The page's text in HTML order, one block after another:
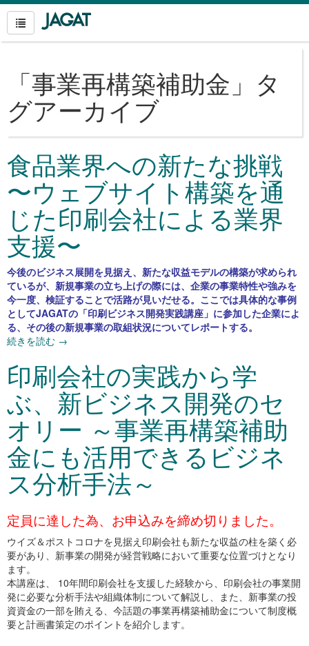
「事業再構築補助金 」タ
グアーカイブ
食品業界への新たな挑戦
〜ウェブサイト構築を通
じた印刷会社による業界
支援〜
今後のビジネス展開を見据え、新たな収益モデルの構築が求められ
ているが、新規事業の立ち上げの際には、企業の事業特性や強みを
今一度、検証することで活路が見いだせる。ここでは具体的な事例
としてJAGATの「印刷ビジネス開発実践講座」に参加した企業によ
る、その後の新規事業の取組状況についてレポートする。
続きを読む →
印刷会社の実践から学
ぶ、新ビジネス開発のセ
オリー ～事業再構築補助
金にも活用できるビジネ
ス分析手法～
定員に達した為、お申込みを締め切りました。
ウイズ＆ポストコロナを見据え印刷会社も新たな収益の柱を築く必
要があり、新事業の開発が経営戦略において重要な位置づけとなり
ます。
本講座は、 10年間印刷会社を支援した経験から、印刷会社の事業開
発に必要な分析手法や組織体制について解説し、また、新事業の投
資資金の一部を賄える、今話題の事業再構築補助金について制度概
要と計画書策定のポイントを紹介します。